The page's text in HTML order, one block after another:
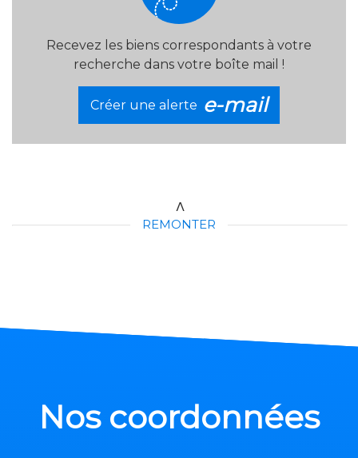
Recevez les biens correspondants à votre
recherche dans votre boîte mail !
Créer une alerte e-mail
REMONTER
Nos coordonnées